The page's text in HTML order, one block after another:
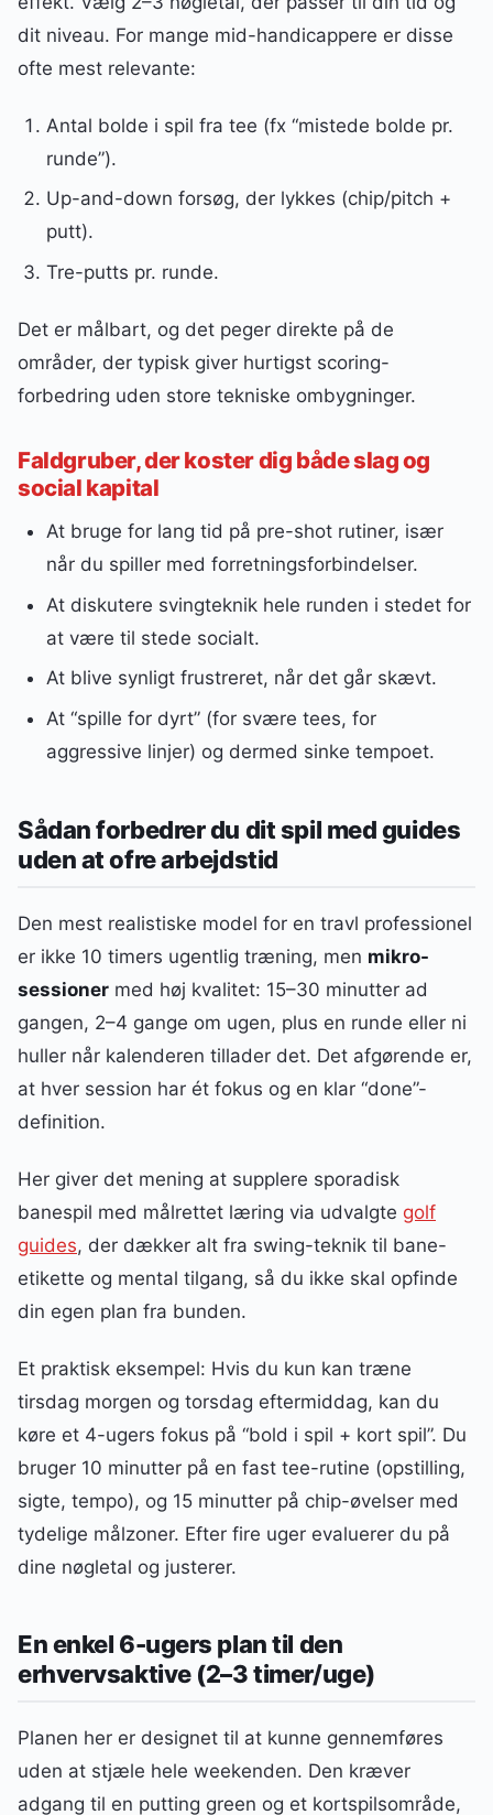
dit niveau. For mange mid-handicappere er disse
ofte mest relevante:
Antal bolde i spil fra tee (fx “mistede bolde pr.
runde”).
Up-and-down forsøg, der lykkes (chip/pitch +
putt).
Tre-putts pr. runde.
Det er målbart, og det peger direkte på de
områder, der typisk giver hurtigst scoring-
forbedring uden store tekniske ombygninger.
Faldgruber, der koster dig både slag og
social kapital
At bruge for lang tid på pre-shot rutiner, især
når du spiller med forretningsforbindelser.
At diskutere svingteknik hele runden i stedet for
at være til stede socialt.
At blive synligt frustreret, når det går skævt.
At “spille for dyrt” (for svære tees, for
aggressive linjer) og dermed sinke tempoet.
Sådan forbedrer du dit spil med guides
uden at ofre arbejdstid
Den mest realistiske model for en travl professionel
er ikke 10 timers ugentlig træning, men mikro-
sessioner med høj kvalitet: 15–30 minutter ad
gangen, 2–4 gange om ugen, plus en runde eller ni
huller når kalenderen tillader det. Det afgørende er,
at hver session har ét fokus og en klar “done”-
definition.
Her giver det mening at supplere sporadisk
banespil med målrettet læring via udvalgte golf
guides, der dækker alt fra swing-teknik til bane-
etikette og mental tilgang, så du ikke skal opfinde
din egen plan fra bunden.
Et praktisk eksempel: Hvis du kun kan træne
tirsdag morgen og torsdag eftermiddag, kan du
køre et 4-ugers fokus på “bold i spil + kort spil”. Du
bruger 10 minutter på en fast tee-rutine (opstilling,
sigte, tempo), og 15 minutter på chip-øvelser med
tydelige målzoner. Efter fire uger evaluerer du på
dine nøgletal og justerer.
En enkel 6-ugers plan til den
erhvervsaktive (2–3 timer/uge)
Planen her er designet til at kunne gennemføres
uden at stjæle hele weekenden. Den kræver
adgang til en putting green og et kortspilsområde,